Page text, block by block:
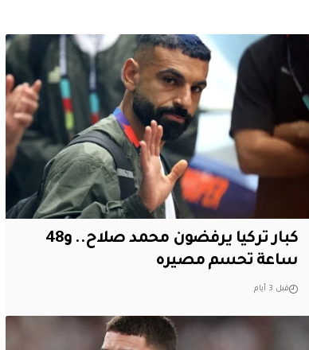
كبار تركيا يرفضون محمد صلاح.. و48
ساعة تحسم مصيره
قبل 3 أيام